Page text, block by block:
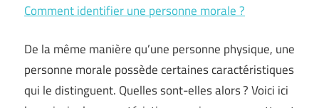
Comment identifier une personne morale ?
De la même manière qu’une personne physique, une
personne morale possède certaines caractéristiques
qui le distinguent. Quelles sont-elles alors ? Voici ici